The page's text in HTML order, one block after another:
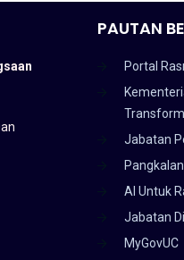
PAUTAN
Portal
Jabatan
AI Untuk
Jabatan
MyGovUC